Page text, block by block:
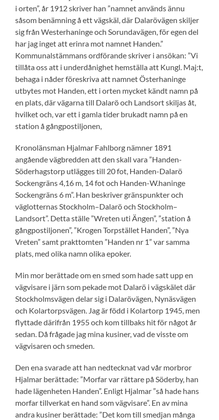
i orten”, år 1912 skriver han ”namnet används ännu
såsom benämning å ett vägskäl, där Dalarövägen skiljer
sig från Westerhaninge och Sorundavägen, för egen del
har jag inget att erinra mot namnet Handen.”
Kommunalstämmans ordförande skriver i ansökan: ”Vi
tillåta oss att i underdånighet hemställa att Kungl. Maj:t,
behaga i nåder föreskriva att namnet Österhaninge
utbytes mot Handen, ett i orten mycket kändt namn på
en plats, där vägarna till Dalarö och Landsort skiljas åt,
hvilket och, var ett i gamla tider brukadt namn på en
station å gångpostiljonen,
Kronolänsman Hjalmar Fahlborg nämner 1891
angående vägbredden att den skall vara ”Handen-
Söderhagstorp utlägges till 20 fot, Handen-Dalarö
Sockengräns 4,16 m, 14 fot och Handen-W.haninge
Sockengräns 6 m”. Han beskriver gränspunkter och
väglotternas Stockholm–Dalarö och Stockholm–
Landsort”. Detta ställe ”Wreten uti Ängen”, ”station å
gångpostiljonen”, ”Krogen Torpstället Handen”, ”Nya
Vreten” samt prakttomten ”Handen nr 1” var samma
plats, med olika namn olika epoker.
Min mor berättade om en smed som hade satt upp en
vägvisare i järn som pekade mot Dalarö i vägskälet där
Stockholmsvägen delar sig i Dalarövägen, Nynäsvägen
och Kolartorpsvägen. Jag är född i Kolartorp 1945, men
flyttade därifrån 1955 och kom tillbaks hit för något år
sedan. Då frågade jag mina kusiner, vad de visste om
vägvisaren och smeden.
Den ena svarade att han nedtecknat vad vår morbror
Hjalmar berättade: ”Morfar var rättare på Söderby, han
hade lägenheten Handen”. Enligt Hjalmar ”så hade hans
morfar tillverkat en hand som vägvisare”. En av mina
andra kusiner berättade: ”Det kom till smedjan många